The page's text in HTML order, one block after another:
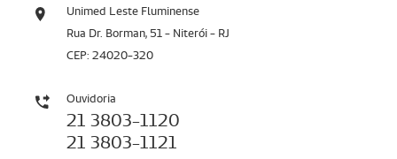
Unimed Leste Fluminense
Rua Dr. Borman, 51 - Niterói - RJ
CEP: 24020-320
Ouvidoria
21 3803-1120
21 3803-1121